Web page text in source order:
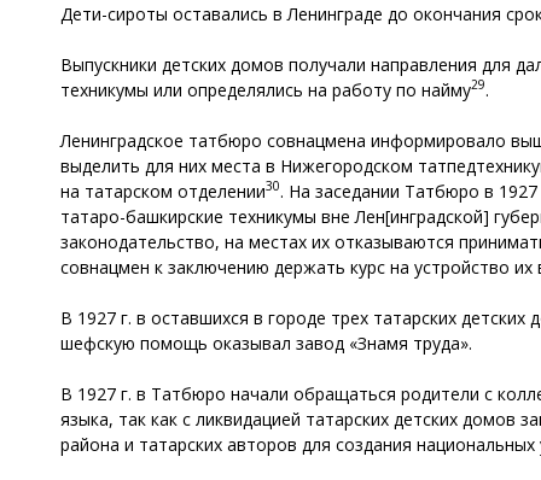
Дети-сироты оставались в Ленинграде до окончания
Выпускники детских домов получали направления для
техникумы или определялись на работу по найму29.
Ленинградское татбюро совнацмена информировало
выделить для них места в Нижегородском
на татарском отделении30. На заседании Татбюро в
татаро-башкирские техникумы вне Лен[инградской]
законодательство, на местах их отказываются
совнацмен к заключению держать курс на устройство
В 1927 г. в оставшихся в городе трех татарских
шефскую помощь оказывал завод «Знамя труда».
В 1927 г. в Татбюро начали обращаться родители с
языка, так как с ликвидацией татарских детских домов
района и татарских авторов для создания